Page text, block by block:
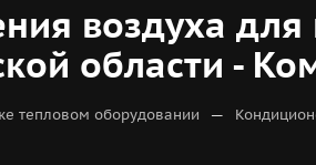
воздуха
области -
тепловом оборудовании —